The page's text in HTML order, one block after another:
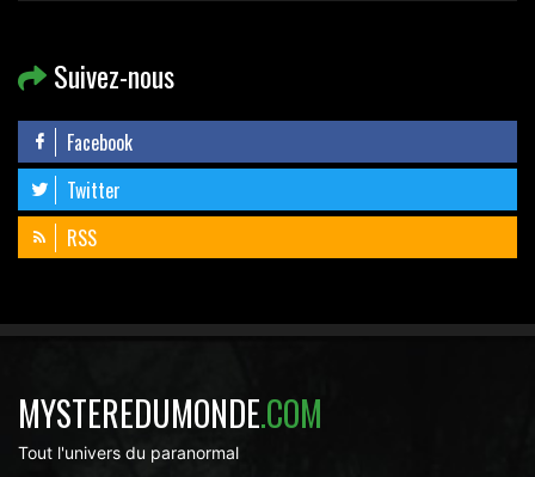
Suivez-nous
Facebook
Twitter
RSS
MYSTEREDUMONDE.COM
Tout l'univers du paranormal